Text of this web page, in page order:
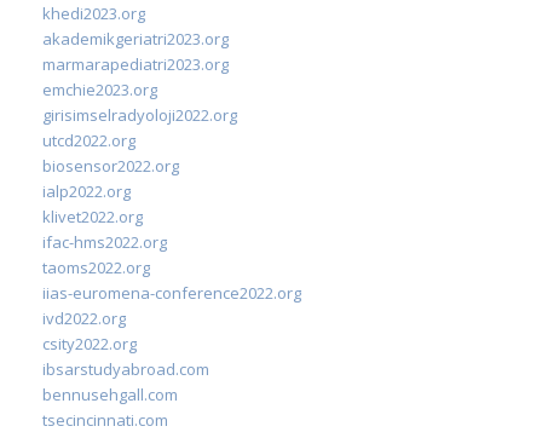
khedi2023.org
akademikgeriatri2023.org
marmarapediatri2023.org
emchie2023.org
girisimselradyoloji2022.org
utcd2022.org
biosensor2022.org
ialp2022.org
klivet2022.org
ifac-hms2022.org
taoms2022.org
iias-euromena-conference2022.org
ivd2022.org
csity2022.org
ibsarstudyabroad.com
bennusehgall.com
tsecincinnati.com